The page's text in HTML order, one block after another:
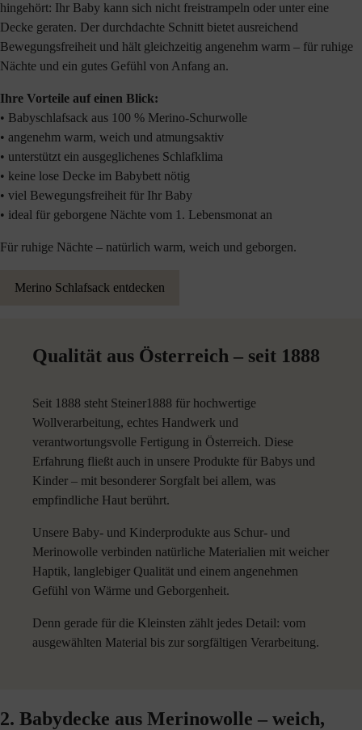
hingehört: Ihr Baby kann sich nicht freistrampeln oder unter eine
Decke geraten. Der durchdachte Schnitt bietet ausreichend
Bewegungsfreiheit und hält gleichzeitig angenehm warm – für ruhige
Nächte und ein gutes Gefühl von Anfang an.
Ihre Vorteile auf einen Blick:
• Babyschlafsack aus 100 % Merino-Schurwolle
• angenehm warm, weich und atmungsaktiv
• unterstützt ein ausgeglichenes Schlafklima
• keine lose Decke im Babybett nötig
• viel Bewegungsfreiheit für Ihr Baby
• ideal für geborgene Nächte vom 1. Lebensmonat an
Für ruhige Nächte – natürlich warm, weich und geborgen.
Merino Schlafsack entdecken
Qualität aus Österreich – seit 1888
Seit 1888 steht Steiner1888 für hochwertige
Wollverarbeitung, echtes Handwerk und
verantwortungsvolle Fertigung in Österreich. Diese
Erfahrung fließt auch in unsere Produkte für Babys und
Kinder – mit besonderer Sorgfalt bei allem, was
empfindliche Haut berührt.
Unsere Baby- und Kinderprodukte aus Schur- und
Merinowolle verbinden natürliche Materialien mit weicher
Haptik, langlebiger Qualität und einem angenehmen
Gefühl von Wärme und Geborgenheit.
Denn gerade für die Kleinsten zählt jedes Detail: vom
ausgewählten Material bis zur sorgfältigen Verarbeitung.
2. Babydecke aus Merinowolle – weich,